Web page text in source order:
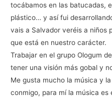
tocábamos en las batucadas,
plástico… y así fui
vais a Salvador veréis a niños
que está en nuestro carácter.
Trabajar en el grupo Ologum
tener una visión más gobal y
Me gusta mucho la música y
conmigo, para mí la música es